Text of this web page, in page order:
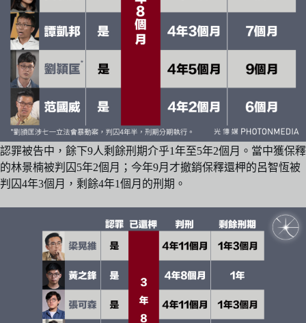
認罪被告中，餘下9人剩餘刑期介乎1年至5年2個月。當中獲保釋
的林景楠被判囚5年2個月；今年9月才撤銷保釋還柙的呂智恆被
判囚4年3個月，剩餘4年1個月的刑期。